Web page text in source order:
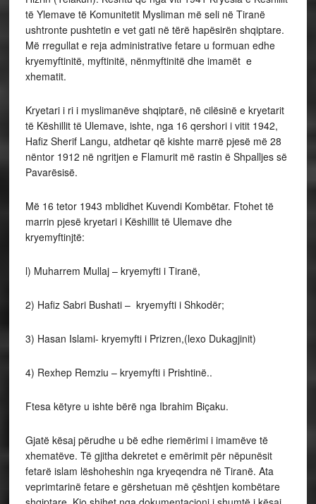
të Ylemave të Komunitetit Mysliman më seli në Tiranë
ushtronte pushtetin e vet gati në tërë hapësirën shqiptare.
Më rregullat e reja administrative fetare u formuan edhe
kryemyftinitë, myftinitë, nënmyftinitë dhe imamët e
xhematit.
Kryetari i ri i myslimanëve shqiptarë, në cilësinë e kryetarit
të Këshillit të Ulemave, ishte, nga 16 qershori i vitit 1942,
Hafiz Sherif Langu, atdhetar që kishte marrë pjesë më 28
nëntor 1912 në ngritjen e Flamurit më rastin ë Shpalljes së
Pavarësisë.
Më 16 tetor 1943 mblidhet Kuvendi Kombëtar. Ftohet të
marrin pjesë kryetari i Këshillit të Ulemave dhe
kryemyftinjtë:
l) Muharrem Mullaj – kryemyfti i Tiranë,
2) Hafiz Sabri Bushati – kryemyfti i Shkodër;
3) Hasan Islami- kryemyfti i Prizren,(lexo Dukagjinit)
4) Rexhep Remziu – kryemyfti i Prishtinë..
Ftesa këtyre u ishte bërë nga Ibrahim Biçaku.
Gjatë kësaj përudhe u bë edhe riemërimi i imamëve të
xhematëve. Të gjitha dekretet e emërimit për nëpunësit
fetarë islam lëshoheshin nga kryeqendra në Tiranë. Ata
veprimtarinë fetare e gërshetuan më çështjen kombëtare